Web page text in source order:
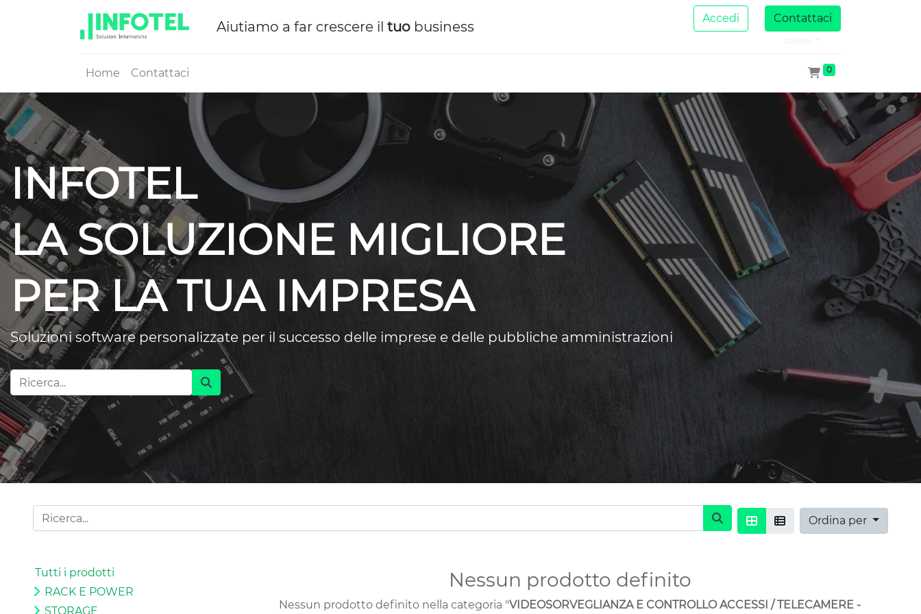
Aiutiamo a far crescere il tuo business
Accedi Contattaci
Home Contattaci 0
INFOTEL
LA SOLUZIONE MIGLIORE
PER LA TUA IMPRESA
Soluzioni software personalizzate per il successo delle imprese e delle pubbliche amministrazioni
Ordina per
Tutti i prodotti
RACK E POWER
STORAGE
Nessun prodotto definito
Nessun prodotto definito nella categoria "VIDEOSORVEGLIANZA E CONTROLLO ACCESSI / TELECAMERE -